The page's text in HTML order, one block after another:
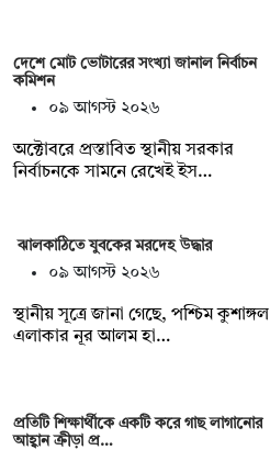
দেশে মোট ভোটারের সংখ্যা জানাল নির্বাচন
কমিশন
০৯ আগস্ট ২০২৬
অক্টোবরে প্রস্তাবিত স্থানীয় সরকার
নির্বাচনকে সামনে রেখেই ইস…
ঝালকাঠিতে যুবকের মরদেহ উদ্ধার
০৯ আগস্ট ২০২৬
স্থানীয় সূত্রে জানা গেছে, পশ্চিম কুশাঙ্গল
এলাকার নূর আলম হা…
প্রতিটি শিক্ষার্থীকে একটি করে গাছ লাগানোর
আহ্বান ক্রীড়া প্র…